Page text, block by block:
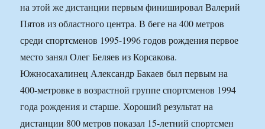
на этой же дистанции первым финишировал Валерий
Пятов из областного центра. В беге на 400 метров
среди спортсменов 1995-1996 годов рождения первое
место занял Олег Беляев из Корсакова.
Южносахалинец Александр Бакаев был первым на
400-метровке в возрастной группе спортсменов 1994
года рождения и старше. Хороший результат на
дистанции 800 метров показал 15-летний спортсмен